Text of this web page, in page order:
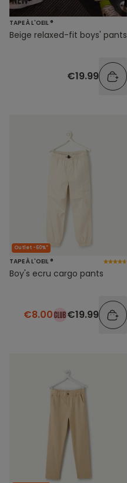
TAPE À L'OEIL ®
Beige relaxed-fit boys' pants
€19.99
Outlet -60%*
TAPE À L'OEIL ®
Boy's ecru cargo pants
€8.00 €19.99